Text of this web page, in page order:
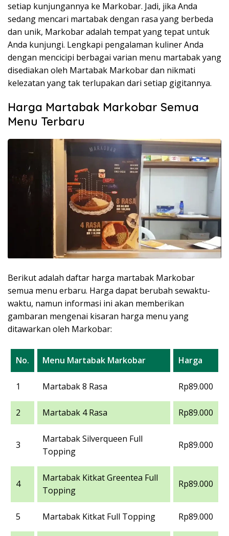
setiap kunjungannya ke Markobar. Jadi, jika Anda
sedang mencari martabak dengan rasa yang berbeda
dan unik, Markobar adalah tempat yang tepat untuk
Anda kunjungi. Lengkapi pengalaman kuliner Anda
dengan mencicipi berbagai varian menu martabak yang
disediakan oleh Martabak Markobar dan nikmati
kelezatan yang tak terlupakan dari setiap gigitannya.
Harga Martabak Markobar Semua
Menu Terbaru
Berikut adalah daftar harga martabak Markobar
semua menu erbaru. Harga dapat berubah sewaktu-
waktu, namun informasi ini akan memberikan
gambaran mengenai kisaran harga menu yang
ditawarkan oleh Markobar:
No. Menu Martabak Markobar Harga
1 Martabak 8 Rasa Rp89.000
2 Martabak 4 Rasa Rp89.000
3
Martabak Silverqueen Full
Topping
Rp89.000
4
Martabak Kitkat Greentea Full
Topping
Rp89.000
5 Martabak Kitkat Full Topping Rp89.000